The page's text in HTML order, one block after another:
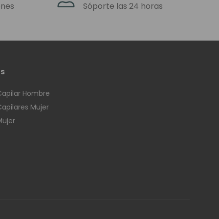
podemos
Sóporte las 24 horas
Hombre
Mujer